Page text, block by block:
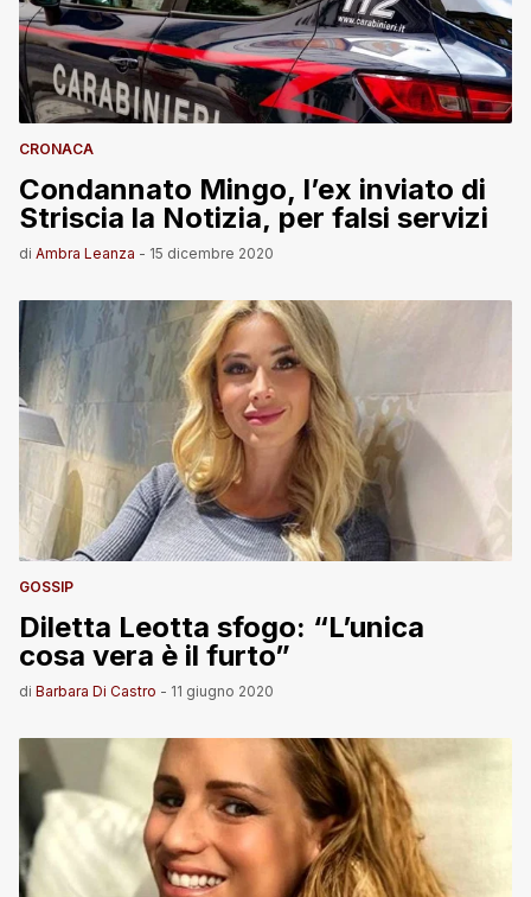
CRONACA
Condannato Mingo, l’ex inviato di
Striscia la Notizia, per falsi servizi
di Ambra Leanza - 15 dicembre 2020
GOSSIP
Diletta Leotta sfogo: “L’unica
cosa vera è il furto”
di Barbara Di Castro - 11 giugno 2020